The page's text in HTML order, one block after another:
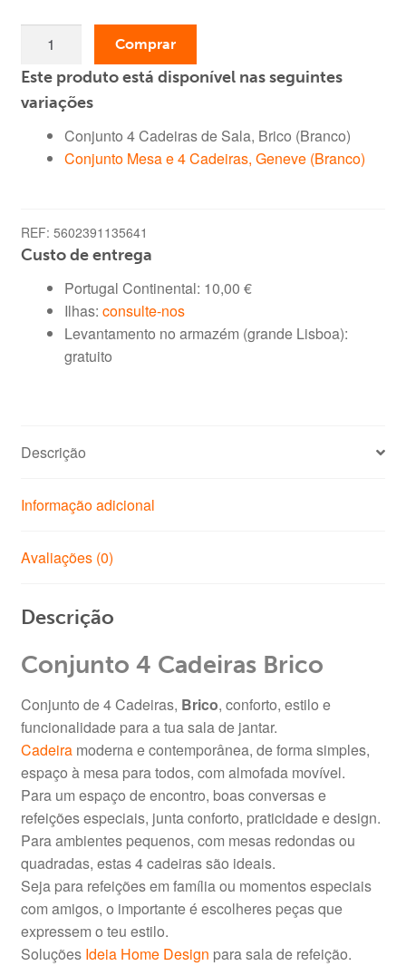
era:
229,00 €.
é:
Conjunto
4
Comprar
Este produto está disponível nas seguintes
variações
Conjunto 4 Cadeiras de Sala, Brico (Branco)
Conjunto Mesa e 4 Cadeiras, Geneve (Branco)
REF: 5602391135641
Custo de entrega
Portugal Continental: 10,00 €
Ilhas: consulte-nos
Levantamento no armazém (grande Lisboa):
gratuito
Descrição
Informação adicional
Avaliações (0)
Descrição
Conjunto 4 Cadeiras Brico
Conjunto de 4 Cadeiras, Brico, conforto, estilo e
funcionalidade para a tua sala de jantar.
Cadeiramoderna e contemporânea, de forma simples,
espaço à mesa para todos, com almofada movível.
Para um espaço de encontro, boas conversas e
refeições especiais, junta conforto, praticidade e design.
Para ambientes pequenos, com mesas redondas ou
quadradas, estas 4 cadeiras são ideais.
Seja para refeições em família ou momentos especiais
com amigos, o importante é escolheres peças que
expressem o teu estilo.
Soluções Ideia Home Design para sala de refeição.